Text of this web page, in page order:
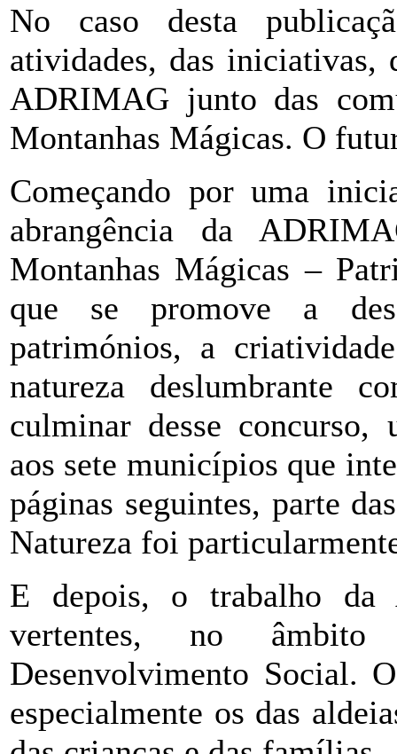
No caso desta
atividades, das iniciativas,
ADRIMAG junto das
Montanhas Mágicas. O
Começando por uma
abrangência da
Montanhas Mágicas –
que se promove a
patrimónios, a
natureza deslumbrante
culminar desse concurso,
aos sete municípios que
páginas seguintes, parte
Natureza foi
E depois, o trabalho da
vertentes, no
Desenvolvimento Social.
especialmente os das